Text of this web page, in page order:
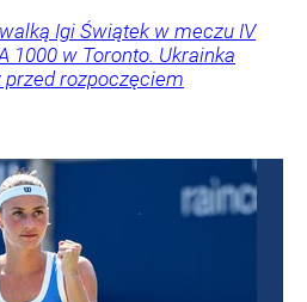
Igi Świątek w meczu IV
1000 w Toronto. Ukrainka
przed rozpoczęciem